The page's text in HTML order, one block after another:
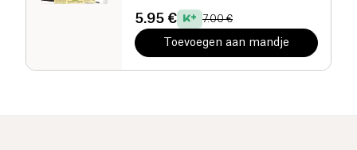
5.95 € 7.00 €
Toevoegen aan mandje